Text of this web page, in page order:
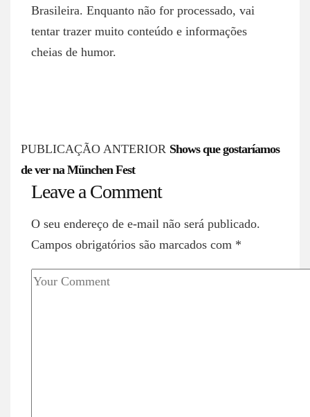
Brasileira. Enquanto não for processado, vai
tentar trazer muito conteúdo e informações
cheias de humor.
P
o
PUBLICAÇÃO ANTERIOR Shows que gostaríamos
de ver na München Fest
Leave a Comment
O seu endereço de e-mail não será publicado.
Campos obrigatórios são marcados com *